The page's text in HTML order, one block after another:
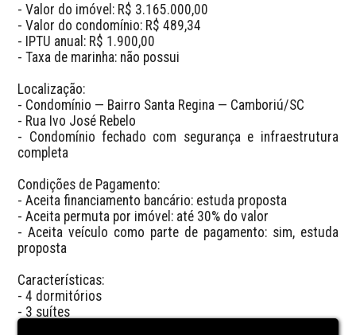
- Valor do imóvel: R$ 3.165.000,00
- Valor do condomínio: R$ 489,34
- IPTU anual: R$ 1.900,00
- Taxa de marinha: não possui
Localização:
- Condomínio — Bairro Santa Regina — Camboriú/SC
- Rua Ivo José Rebelo
- Condomínio fechado com segurança e infraestrutura
completa
Condições de Pagamento:
- Aceita financiamento bancário: estuda proposta
- Aceita permuta por imóvel: até 30% do valor
- Aceita veículo como parte de pagamento: sim, estuda
proposta
Características:
- 4 dormitórios
- 3 suítes